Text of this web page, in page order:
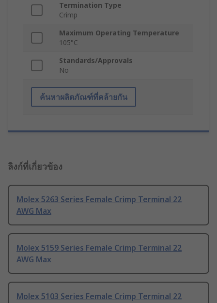
Termination Type
Crimp
Maximum Operating Temperature
105°C
Standards/Approvals
No
ค้นหาผลิตภัณฑ์ที่คล้ายกัน
ลิงก์ที่เกี่ยวข้อง
Molex 5263 Series Female Crimp Terminal 22
AWG Max
Molex 5159 Series Female Crimp Terminal 22
AWG Max
Molex 5103 Series Female Crimp Terminal 22